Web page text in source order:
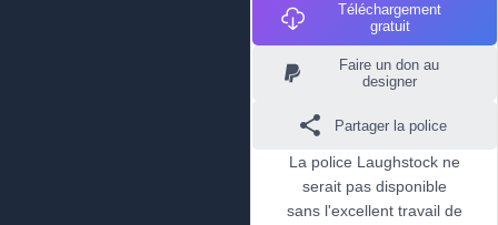
Téléchargement
gratuit
Faire un don au
designer
Partager la police
La police Laughstock ne
serait pas disponible
sans l'excellent travail de